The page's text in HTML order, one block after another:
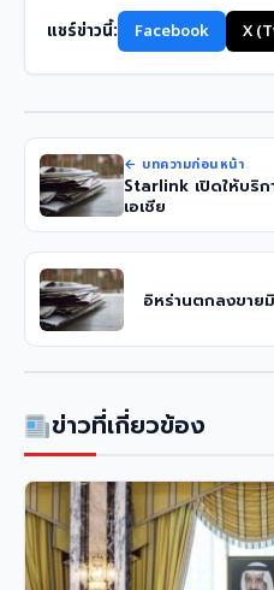
แชร์ข่าวนี้: Facebook X
← บทความก่อนหน้า
Starlink เปิดให้บริก
เอเชีย
อิหร่านตกลงขาย
ข่าวที่เกี่ยวข้อง